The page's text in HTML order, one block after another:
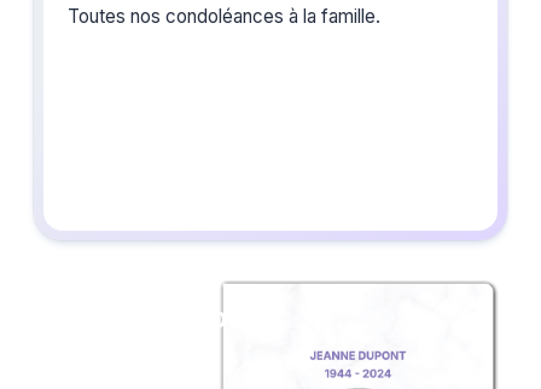
Toutes nos condoléances à la famille.
Créez un album